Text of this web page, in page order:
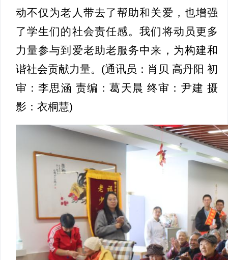
动不仅为老人带去了帮助和关爱，也增强
了学生们的社会责任感。我们将动员更多
力量参与到爱老助老服务中来，为构建和
谐社会贡献力量。(通讯员：肖贝 高丹阳 初
审：李思涵 责编：葛天晨 终审：尹建 摄
影：衣桐慧)